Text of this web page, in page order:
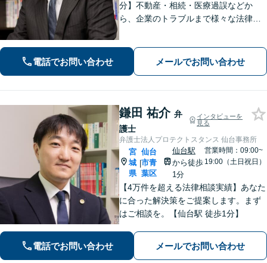
分】不動産・相続・医療過誤などか
ら、企業のトラブルまで様々な法律問
くことを最も重視しています。お困り
の方はご相談ください。9名の弁護士が
電話でお問い合わせ メールでお問い合わせ
鎌田 祐介 弁
護士
インタビューを
見る
弁護士法人プロテクトスタンス 仙台事務所
宮
城
県
|
仙台
市青
葉区
仙台駅
から徒歩
1分
営業時間：09:00~
19:00（土日祝日）
【4万件を超える法律相談実績】あなた
に合った解決策をご提案します。まず
はご相談を。【仙台駅 徒歩1分】
電話でお問い合わせ メールでお問い合わせ